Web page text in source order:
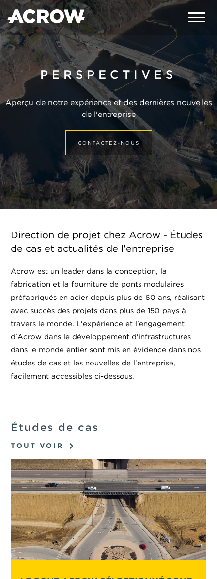
PERSPECTIVES
Aperçu de notre expérience et des dernières nouvelles
de l'entreprise
CONTACTEZ-NOUS
Direction de projet chez Acrow - Études
de cas et actualités de l'entreprise
Acrow est un leader dans la conception, la
fabrication et la fourniture de ponts modulaires
préfabriqués en acier depuis plus de 60 ans, réalisant
avec succès des projets dans plus de 150 pays à
travers le monde. L'expérience et l'engagement
d'Acrow dans le développement d'infrastructures
dans le monde entier sont mis en évidence dans nos
études de cas et les nouvelles de l'entreprise,
facilement accessibles ci-dessous.
Études de cas
TOUT VOIR